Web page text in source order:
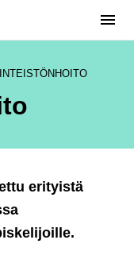
Menu
erityistä